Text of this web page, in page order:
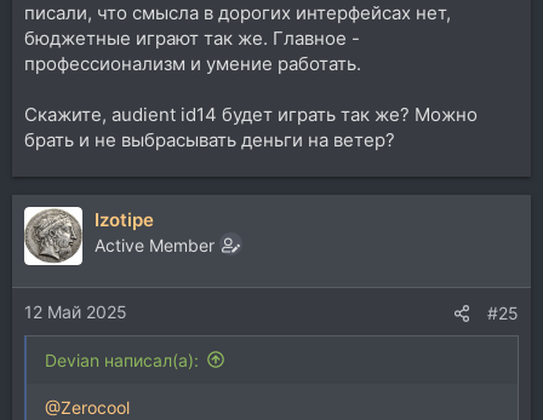
писали, что смысла в дорогих интерфейсах нет,
бюджетные играют так же. Главное -
профессионализм и умение работать.
Скажите, audient id14 будет играть так же? Можно
брать и не выбрасывать деньги на ветер?
Izotipe
Active Member
12 Май 2025 #25
Devian написал(а):
@Zerocool